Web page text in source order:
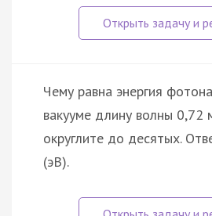
Чему равна энергия
вакууме длину волны 0,72
округлите до десятых.
(эВ).